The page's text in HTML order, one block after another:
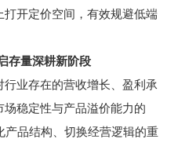
开定价空间，有效规避低端
存量深耕新阶段
行业存在的营收增长、盈利承
稳定性与产品溢价能力的
产品结构、切换经营逻辑的重